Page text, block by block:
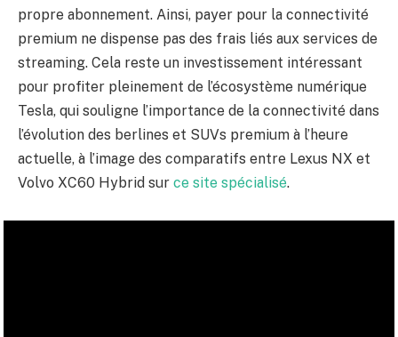
propre abonnement. Ainsi, payer pour la connectivité
premium ne dispense pas des frais liés aux services de
streaming. Cela reste un investissement intéressant
pour profiter pleinement de l’écosystème numérique
Tesla, qui souligne l’importance de la connectivité dans
l’évolution des berlines et SUVs premium à l’heure
actuelle, à l’image des comparatifs entre Lexus NX et
Volvo XC60 Hybrid sur ce site spécialisé.